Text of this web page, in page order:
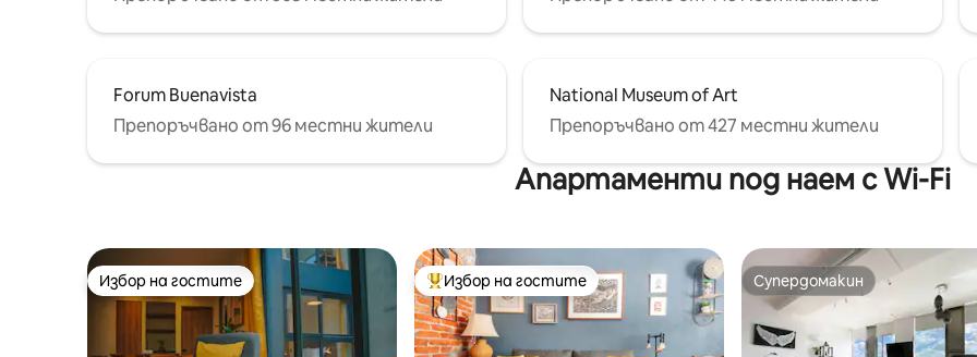
Forum Buenavista
Препоръчвано от 96 местни жители
National Museum of Art
Препоръчвано от 427 местни жители
Апартаменти под наем с Wi-Fi
Избор на гостите
Избор на гостите Най-популярен избор на гостите
Избор на гостите Супердомакин
Супердомакин